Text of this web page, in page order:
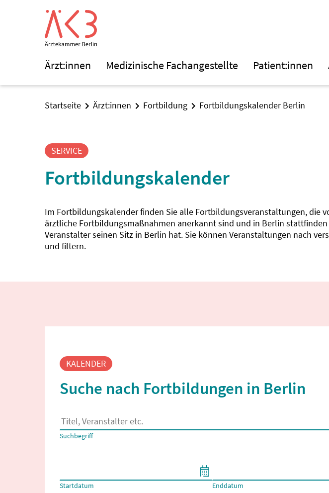
Ärzt:innen Medizinische Fachangestellte Patient:innen
Startseite Ärzt:innen Fortbildung Fortbildungskalender Berlin
SERVICE
Fortbildungskalender
Im Fortbildungskalender finden Sie alle Fortbildungsveranstaltungen, die
ärztliche Fortbildungsmaßnahmen anerkannt sind und in Berlin
Veranstalter seinen Sitz in Berlin hat. Sie können Veranstaltungen nach
und filtern.
KALENDER
Suche nach Fortbildungen in Berlin
Es erscheinen Suchvorschläge, wenn mindestens 2 Zeichen eingegeben wurden.
Suchbegriff
Startdatum Enddatum